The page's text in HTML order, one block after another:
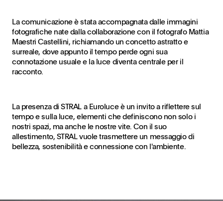
La comunicazione è stata accompagnata dalle immagini
fotografiche nate dalla collaborazione con il fotografo Mattia
Maestri Castellini, richiamando un concetto astratto e
surreale, dove appunto il tempo perde ogni sua
connotazione usuale e la luce diventa centrale per il
racconto.
La presenza di STRAL a Euroluce è un invito a riflettere sul
tempo e sulla luce, elementi che definiscono non solo i
nostri spazi, ma anche le nostre vite. Con il suo
allestimento, STRAL vuole trasmettere un messaggio di
bellezza, sostenibilità e connessione con l'ambiente.